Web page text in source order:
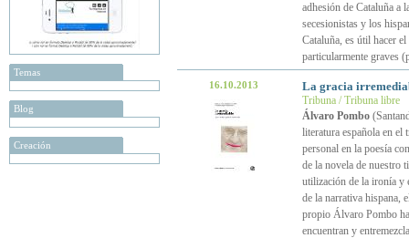
Temas
Blog
Creación
adhesión de Cataluña a
secesionistas y los
Cataluña, es útil hacer
particularmente graves
16.10.2013 La gracia
Tribuna / Tribuna libre
Álvaro Pombo
literatura española en
personal en la poesía
de la novela de nuestro
utilización de la ironía y
de la narrativa hispana,
propio Álvaro Pombo
encuentran y